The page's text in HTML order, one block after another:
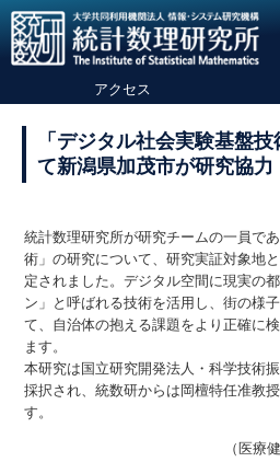
アクセス
「デジタル社会実験基盤
て新潟県加茂市が研究協力
統計数理研究所が研究チームの一員で
術」の研究について、研究実証対象地
定されました。デジタル空間に現実の
ン」と呼ばれる技術を活用し、街の様
て、自治体の抱える課題をより正確に
ます。
本研究は国立研究開発法人・科学技術
採択され、統数研からは岡檀特任准教
す。
（医療